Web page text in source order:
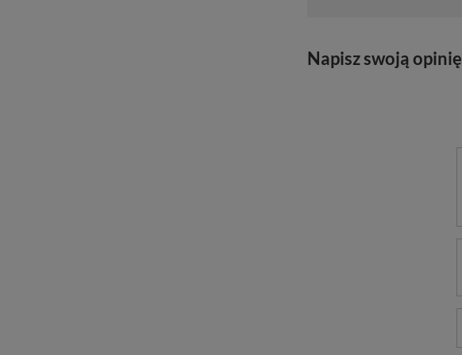
Napisz swoją opinię